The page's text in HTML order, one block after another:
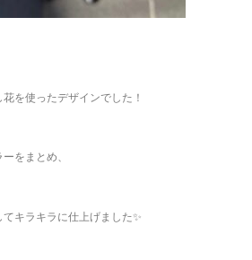
を使ったデザインでした！
をまとめ、
キラキラに仕上げました✨️